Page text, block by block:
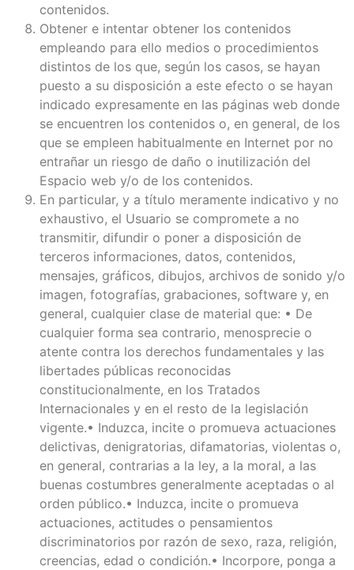
contenidos.
Obtener e intentar obtener los contenidos
empleando para ello medios o procedimientos
distintos de los que, según los casos, se hayan
puesto a su disposición a este efecto o se hayan
indicado expresamente en las páginas web donde
se encuentren los contenidos o, en general, de los
que se empleen habitualmente en Internet por no
entrañar un riesgo de daño o inutilización del
Espacio web y/o de los contenidos.
En particular, y a título meramente indicativo y no
exhaustivo, el Usuario se compromete a no
transmitir, difundir o poner a disposición de
terceros informaciones, datos, contenidos,
mensajes, gráficos, dibujos, archivos de sonido y/o
imagen, fotografías, grabaciones, software y, en
general, cualquier clase de material que: • De
cualquier forma sea contrario, menosprecie o
atente contra los derechos fundamentales y las
libertades públicas reconocidas
constitucionalmente, en los Tratados
Internacionales y en el resto de la legislación
vigente.• Induzca, incite o promueva actuaciones
delictivas, denigratorias, difamatorias, violentas o,
en general, contrarias a la ley, a la moral, a las
buenas costumbres generalmente aceptadas o al
orden público.• Induzca, incite o promueva
actuaciones, actitudes o pensamientos
discriminatorios por razón de sexo, raza, religión,
creencias, edad o condición.• Incorpore, ponga a